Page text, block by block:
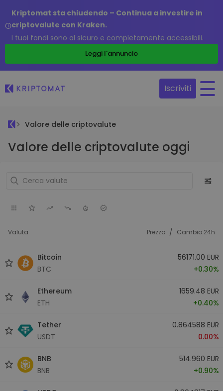
Kriptomat sta chiudendo – Continua a investire in
criptovalute con Kraken.
I tuoi fondi sono al sicuro e completamente accessibili.
Leggi l'annuncio
Iscriviti
Valore delle criptovalute
Valore delle criptovalute oggi
Valuta Prezzo / Cambio 24h
Bitcoin
BTC
56171.00 EUR
+0.30%
Ethereum
ETH
1659.48 EUR
+0.40%
Tether
USDT
0.864588 EUR
0.00%
BNB
BNB
514.960 EUR
+0.90%